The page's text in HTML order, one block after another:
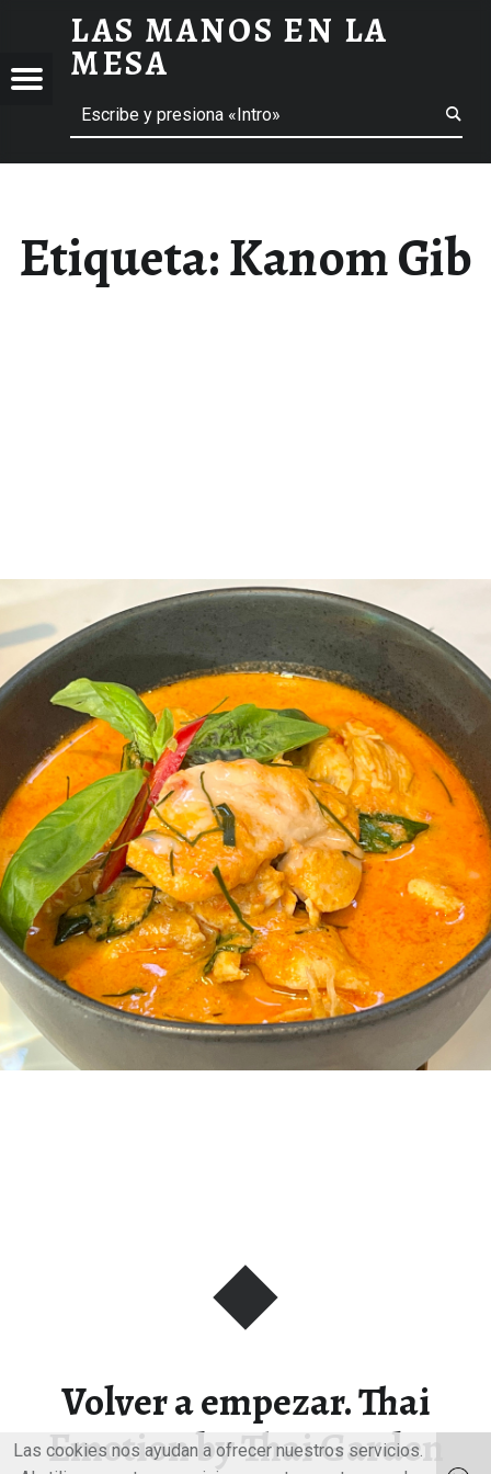
KANOM GIB ARCHIVOS - LAS MANOS EN LA MESA
LAS MANOS EN LA
MESA
Menú Buscar
Etiqueta:Kanom Gib
Volver a empezar. Thai
Emotion by Thai Garden
Las cookies nos ayudan a ofrecer nuestros servicios.